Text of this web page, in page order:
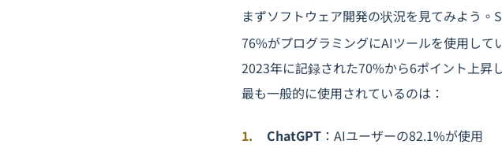
まずソフトウェア開発の状況を見てみよう
76%がプログラミングにAIツールを使用して
2023年に記録された70%から6ポイント上昇
最も一般的に使用されているのは：
ChatGPT ：AIユーザーの82.1%が使用